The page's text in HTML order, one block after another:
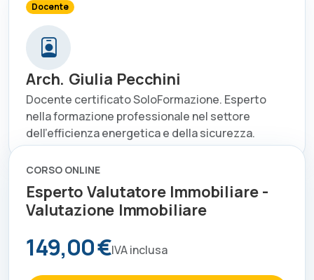
Docente
Arch. Giulia Pecchini
Docente certificato SoloFormazione. Esperto
nella formazione professionale nel settore
dell'efficienza energetica e della sicurezza.
CORSO ONLINE
Esperto Valutatore Immobiliare -
Valutazione Immobiliare
149,00 €IVA inclusa